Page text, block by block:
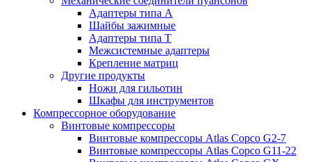
Адаптеры типа A
Шайбы зажимные
Адаптеры типа T
Межсистемные адаптеры
Крепление матриц
Другие продукты
Ножи для гильотин
Шкафы для инструментов
Компрессорное оборудование
Винтовые компрессоры
Винтовые компрессоры Atlas Copco G2-7
Винтовые компрессоры Atlas Copco G11-22